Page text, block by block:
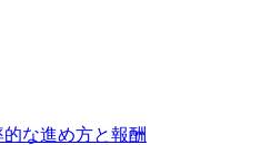
な進め方と報酬